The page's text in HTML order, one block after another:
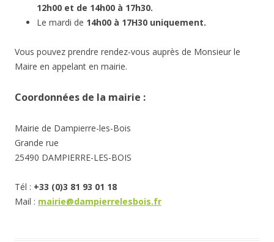
12h00 et de 14h00 à 17h30.
Le mardi de 14h00 à 17H30 uniquement.
Vous pouvez prendre rendez-vous auprès de Monsieur le
Maire en appelant en mairie.
Coordonnées de la mairie :
Mairie de Dampierre-les-Bois
Grande rue
25490 DAMPIERRE-LES-BOIS
Tél : +33 (0)3 81 93 01 18
Mail : mairie@dampierrelesbois.fr